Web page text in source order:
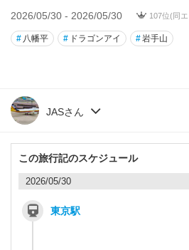
2026/05/30 - 2026/05/30 107位(同
# 八幡平 # ドラゴンアイ #岩手山
JASさん
この旅行記のスケジュール
2026/05/30
東京駅